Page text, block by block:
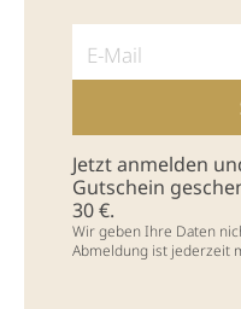
Jetzt anmelden
Gutschein
30 €.
Wir geben Ihre Daten
Abmeldung ist jederzeit